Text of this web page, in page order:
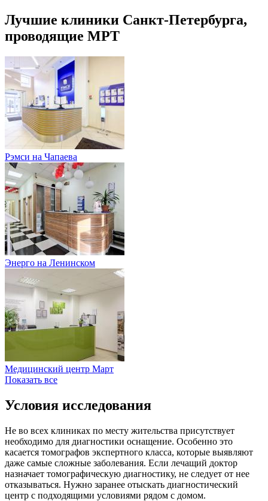
Лучшие клиники Санкт-Петербурга,
проводящие МРТ
Рэмси на Чапаева
Энерго на Ленинском
Медицинский центр Март
Показать все
Условия исследования
Не во всех клиниках по месту жительства присутствует
необходимо для диагностики оснащение. Особенно это
касается томографов экспертного класса, которые выявляют
даже самые сложные заболевания. Если лечащий доктор
назначает томографическую диагностику, не следует от нее
отказываться. Нужно заранее отыскать диагностический
центр с подходящими условиями рядом с домом.